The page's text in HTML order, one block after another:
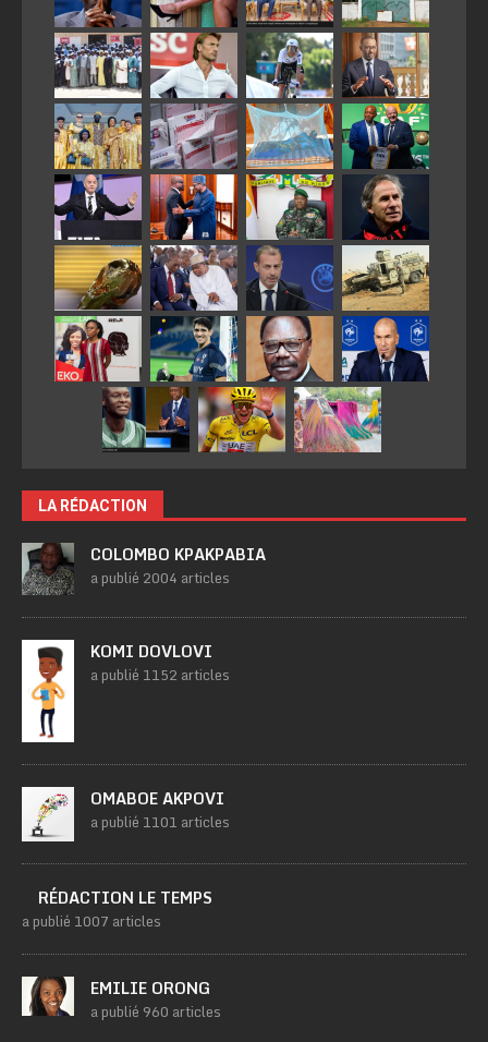
LA RÉDACTION
COLOMBO KPAKPABIA
a publié 2004 articles
KOMI DOVLOVI
a publié 1152 articles
OMABOE AKPOVI
a publié 1101 articles
RÉDACTION LE TEMPS
a publié 1007 articles
EMILIE ORONG
a publié 960 articles